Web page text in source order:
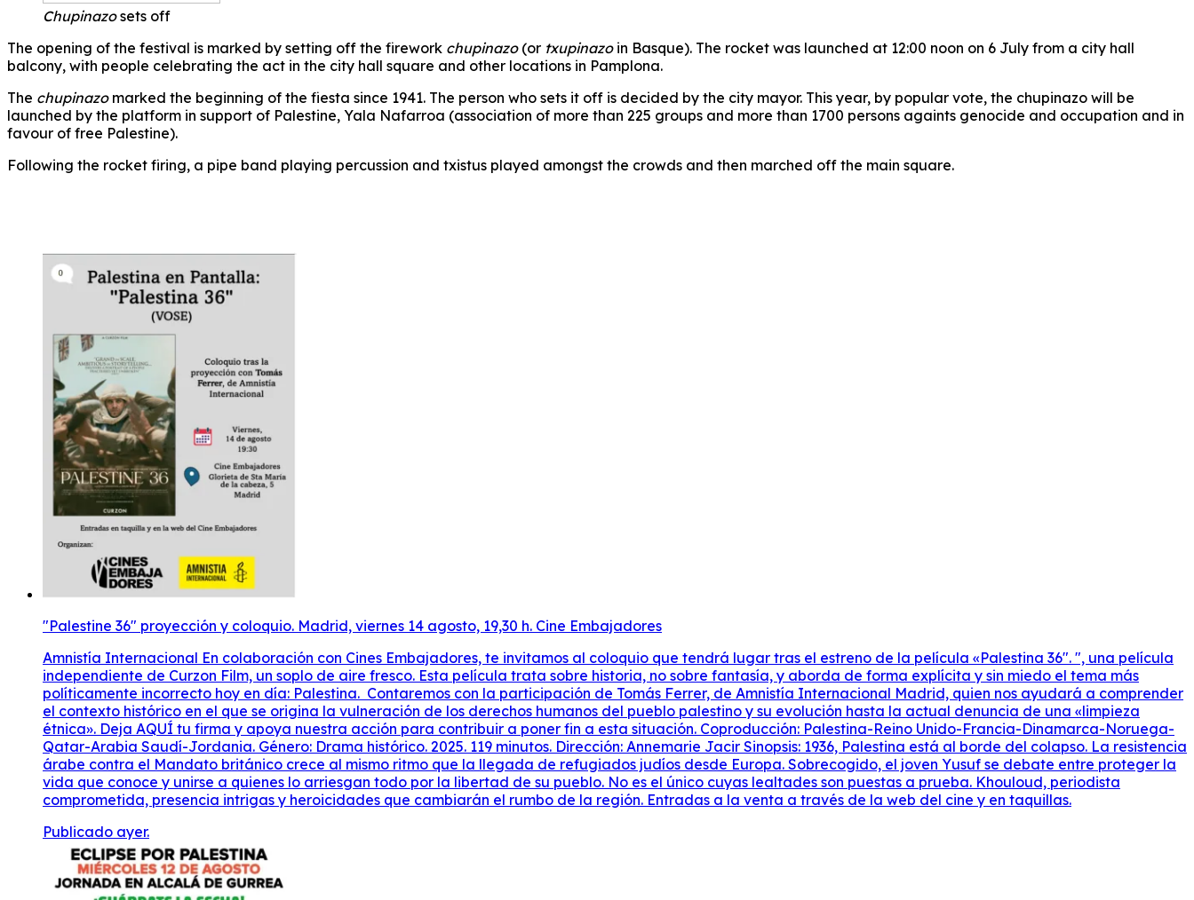
Chupinazosets off
The opening of the festival is marked by setting off the firework chupinazo(or txupinazoin Basque). The rocket was launched at 12:00 noon on 6 July from a city hall
balcony, with people celebrating the act in the city hall square and other locations in Pamplona.
The chupinazomarked the beginning of the fiesta since 1941. The person who sets it off is decided by the city mayor. This year, by popular vote, the chupinazo will be
launched by the platform in support of Palestine, Yala Nafarroa (association of more than 225 groups and more than 1700 persons againts genocide and occupation and in
favour of free Palestine).
Following the rocket firing, a pipe band playing percussion and txistus played amongst the crowds and then marched off the main square.
"Palestine 36" proyección y coloquio. Madrid, viernes 14 agosto, 19,30 h. Cine Embajadores
Amnistía Internacional En colaboración con Cines Embajadores, te invitamos al coloquio que tendrá lugar tras el estreno de la película «Palestina 36″. ", ​​una película
independiente de Curzon Film, un soplo de aire fresco. Esta película trata sobre historia, no sobre fantasía, y aborda de forma explícita y sin miedo el tema más
políticamente incorrecto hoy en día: Palestina. Contaremos con la participación de Tomás Ferrer, de Amnistía Internacional Madrid, quien nos ayudará a comprender
el contexto histórico en el que se origina la vulneración de los derechos humanos del pueblo palestino y su evolución hasta la actual denuncia de una «limpieza
étnica». Deja AQUÍ tu firma y apoya nuestra acción para contribuir a poner fin a esta situación. Coproducción: Palestina-Reino Unido-Francia-Dinamarca-Noruega-
Qatar-Arabia Saudí-Jordania. Género: Drama histórico. 2025. 119 minutos. Dirección: Annemarie Jacir Sinopsis: 1936, Palestina está al borde del colapso. La resistencia
árabe contra el Mandato británico crece al mismo ritmo que la llegada de refugiados judíos desde Europa. Sobrecogido, el joven Yusuf se debate entre proteger la
vida que conoce y unirse a quienes lo arriesgan todo por la libertad de su pueblo. No es el único cuyas lealtades son puestas a prueba. Khouloud, periodista
comprometida, presencia intrigas y heroicidades que cambiarán el rumbo de la región. Entradas a la venta a través de la web del cine y en taquillas.
Publicado ayer.